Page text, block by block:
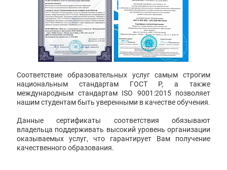
Соответствие образовательных услуг самым строгим
национальным стандартам ГОСТ Р, а также
международным стандартам ISO 9001:2015 позволяет
нашим студентам быть уверенными в качестве обучения.
Данные сертификаты соответствия обязывают
владельца поддерживать высокий уровень организации
оказываемых услуг, что гарантирует Вам получение
качественного образования.